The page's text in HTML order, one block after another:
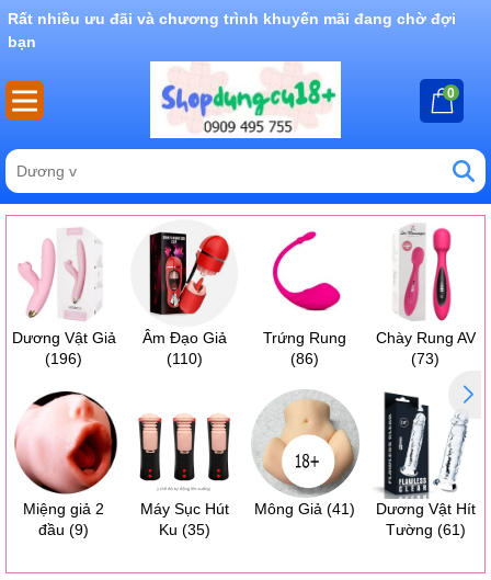
Rất nhiều ưu đãi và chương trình khuyến mãi đang chờ đợi
bạn
0
Dương Vật Giả
(196)
Âm Đạo Giả
(110)
Trứng Rung
(86)
Chày Rung AV
(73)
Miệng giả 2
đầu (9)
Máy Sục Hút
Ku (35)
Mông Giả (41)
Dương Vật Hít
Tường (61)